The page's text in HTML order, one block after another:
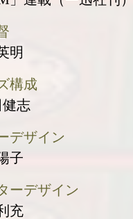
明
構成
志
デザイン
子
ーデザイン
充